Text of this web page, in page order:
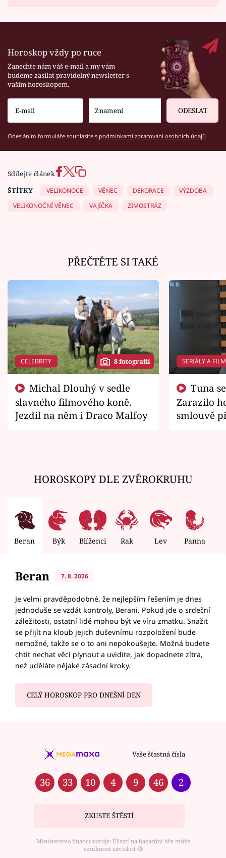
Horoskop vždy po ruce
Zanechte nám váš e-mail a my vám
budeme zasílat pravidelný newsletter s
vaším horoskopem.
ODESLAT
Odesláním formuláře souhlasíte s podmínkami zpracování osobních údajů
Sdílejte článek
ŠTÍTKY
VELIKONOCE VĚNEC DEKORACE
VÝZDOBA
VELIKONOČNÍ VĚNEC
VAJÍČKA ZIMOSTRÁZ
PŘEČTĚTE SI TAKÉ
CELEBRITY 8 fotografií
slavného filmového koně.
Jezdil na něm i Draco Malfoy
SERIÁLY A
Zarazilo
smlouvě
HOROSKOPY DLE ZVĚROKRUHU
Beran Býk Blíženci Rak Lev Panna
Beran 7. 8. 2026
Je velmi pravděpodobné, že nejlepším řešením je dnes
jednoduše se vzdát kontroly, Berani. Pokud jde o srdeční
záležitosti, ostatní lidé mohou být ve víru zmatku. Snažit
se přijít na kloub jejich duševnímu rozpoložení bude
nemožné, takže se o to ani nepokoušejte. Možná budete
chtít nechat věci plynout a uvidíte, jak dopadnete zítra,
než uděláte nějaké zásadní kroky.
CELÝ HOROSKOP PRO DNEŠNÍ DEN
Vaše šťastná čísla
36 33 10 4 9 46 2
ZKUSTE ŠTĚSTÍ
Ministerstvo financí varuje: Účastí na hazardní hře může
vzniknout závislost ⑱